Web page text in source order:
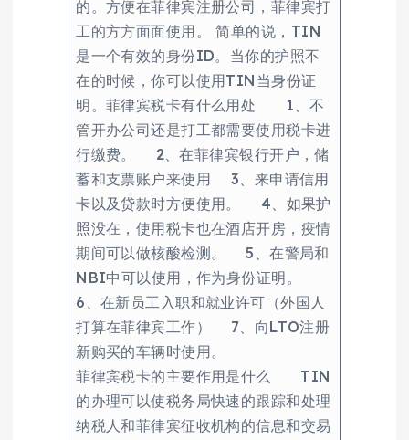
的。方便在菲律宾注册公司，菲律宾打
工的方方面面使用。 简单的说，TIN
是一个有效的身份ID。当你的护照不
在的时候，你可以使用TIN当身份证
明。菲律宾税卡有什么用处 1、不
管开办公司还是打工都需要使用税卡进
行缴费。 2、在菲律宾银行开户，储
蓄和支票账户来使用 3、来申请信用
卡以及贷款时方便使用。 4、如果护
照没在，使用税卡也在酒店开房，疫情
期间可以做核酸检测。 5、在警局和
NBI中可以使用，作为身份证明。
6、在新员工入职和就业许可（外国人
打算在菲律宾工作） 7、向LTO注册
新购买的车辆时使用。
菲律宾税卡的主要作用是什么 TIN
的办理可以使税务局快速的跟踪和处理
纳税人和菲律宾征收机构的信息和交易